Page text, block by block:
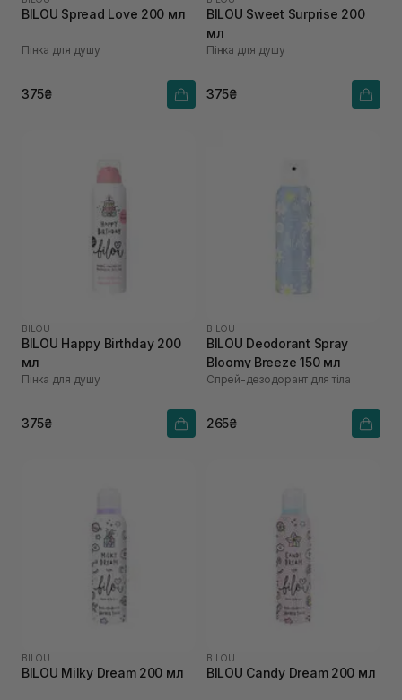
BILOU Spread Love 200 мл
Пінка для душу
375₴
BILOU Sweet Surprise 200
мл
Пінка для душу
375₴
BILOU
BILOU Happy Birthday 200
мл
Пінка для душу
375₴
BILOU
BILOU Deodorant Spray
Bloomy Breeze 150 мл
Спрей-дезодорант для тіла
265₴
BILOU
BILOU Milky Dream 200 мл
BILOU
BILOU Candy Dream 200 мл